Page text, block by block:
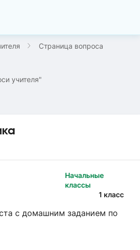
Страница вопроса
учителя"
Начальные
классы
1 класс
с домашним заданием по